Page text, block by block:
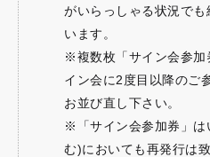
がいらっしゃる状況で
います。
※複数枚「サイン会参加
イン会に2度目以降のご
お並び直し下さい。
※「サイン会参加券」は
む)においても再発行は